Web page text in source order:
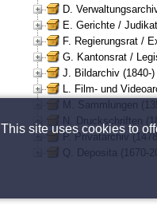
D.
E. Gerichte /
F. Regierungsrat /
G. Kantonsrat /
J. Bildarchiv (1840-)
L. Film- und
M. Sammlungen
N. Druckschriften
P. Privatarchiv
Q. Deposita (1670-
This site uses cookies to